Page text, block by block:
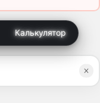
Калькулятор